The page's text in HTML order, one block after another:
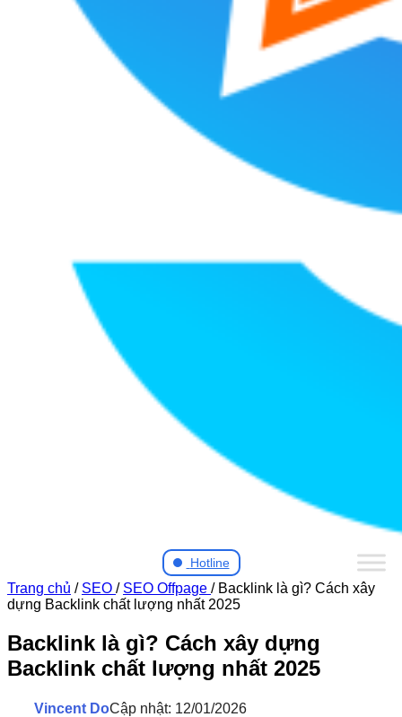
Hotline
Trang chủ / SEO / SEO Offpage / Backlink là gì? Cách xây
dựng Backlink chất lượng nhất 2025
Backlink là gì? Cách xây dựng
Backlink chất lượng nhất 2025
Vincent DoCập nhật: 12/01/2026